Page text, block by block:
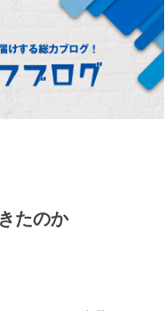
たのか